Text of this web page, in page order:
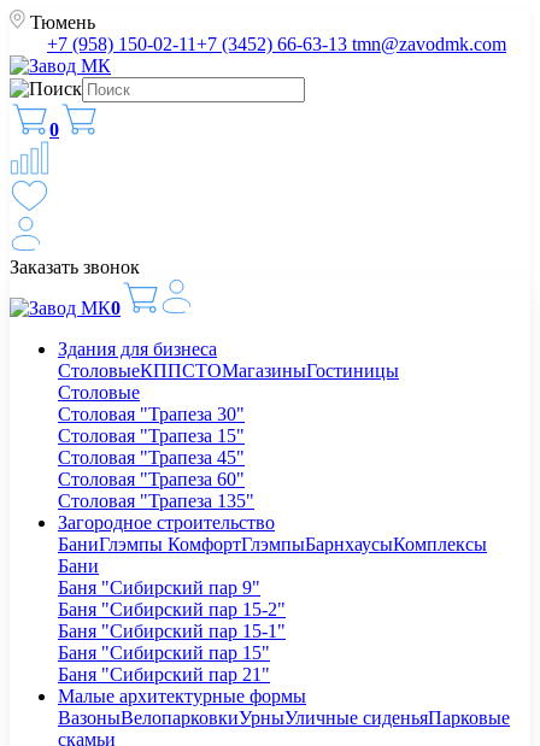
Тюмень
+7 (958) 150-02-11+7 (3452) 66-63-13 tmn@zavodmk.com
0
Заказать звонок
0
Здания для бизнеса
СтоловыеКППСТОМагазиныГостиницы
Столовые
Столовая "Трапеза 30"
Столовая "Трапеза 15"
Столовая "Трапеза 45"
Столовая "Трапеза 60"
Столовая "Трапеза 135"
Загородное строительство
БаниГлэмпы КомфортГлэмпыБарнхаусыКомплексы
Бани
Баня "Сибирский пар 9"
Баня "Сибирский пар 15-2"
Баня "Сибирский пар 15-1"
Баня "Сибирский пар 15"
Баня "Сибирский пар 21"
Малые архитектурные формы
ВазоныВелопарковкиУрныУличные сиденьяПарковые
скамьи